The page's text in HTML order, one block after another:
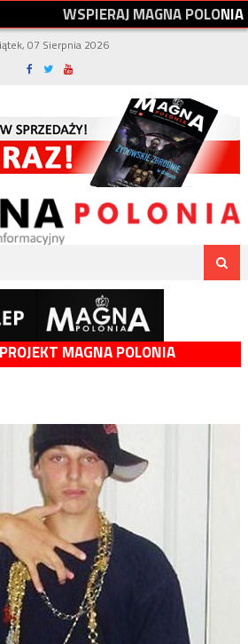
WSPIERAJMAGNAPOLONIA
07 Sierpnia 2026
MAGNA POLONIA